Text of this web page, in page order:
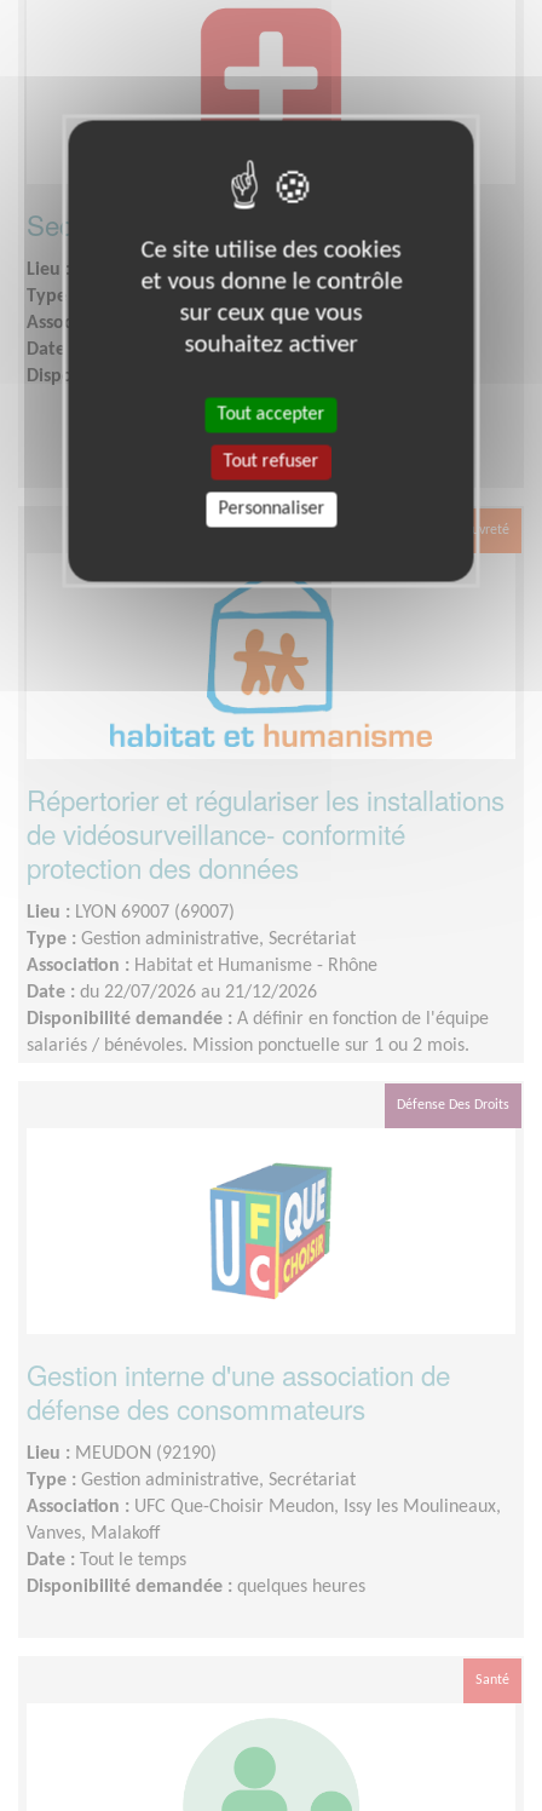
Secrétaire polyvalente
Lieu :
MONTPELLIER (34000)
Type :
Association :
Développement solidaire et durable
Date :
Tout le temps
Disponibilité demandée :
Exclusion & Pauvreté
Répertorier et régulariser les installations
de vidéosurveillance- conformité
protection des données
Lieu : LYON 69007 (69007)
Type : Gestion administrative, Secrétariat
Association : Habitat et Humanisme - Rhône
Date : du 22/07/2026 au 21/12/2026
Disponibilité demandée : A définir en fonction de l'équipe
salariés / bénévoles. Mission ponctuelle sur 1 ou 2 mois.
Défense Des Droits
Gestion interne d'une association de
défense des consommateurs
Lieu : MEUDON (92190)
Type : Gestion administrative, Secrétariat
Association : UFC Que-Choisir Meudon, Issy les Moulineaux,
Vanves, Malakoff
Date : Tout le temps
Disponibilité demandée : quelques heures
Santé
Ce site utilise des cookies
et vous donne le contrôle
sur ceux que vous
souhaitez activer
Tout accepter
Tout refuser
Personnaliser